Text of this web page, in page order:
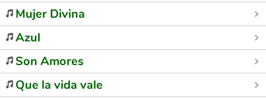
Mujer Divina
Azul
Son Amores
Que la vida vale